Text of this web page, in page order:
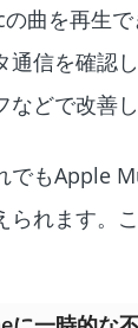
曲を再生
通信を確認
どで改善
でもApple
られます。